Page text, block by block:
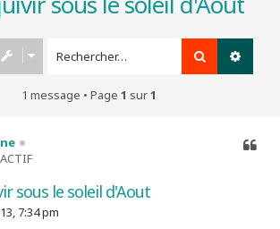
Rechercher
1 message • Page 1 sur1
sous le soleil d'Aout
7:34 pm